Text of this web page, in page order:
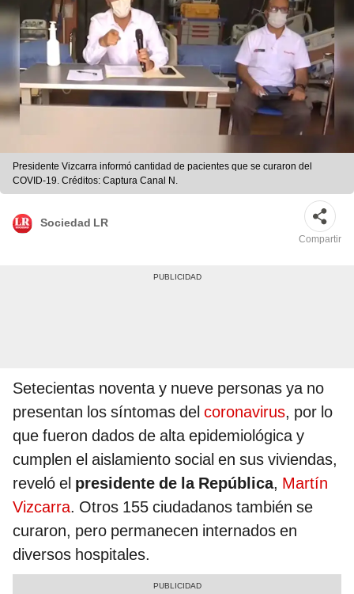
Presidente Vizcarra informó cantidad de pacientes que se curaron del
COVID-19. Créditos: Captura Canal N.
Sociedad LR
Compartir
Setecientas noventa y nueve personas ya no
presentan los síntomas del coronavirus, por lo
que fueron dados de alta epidemiológica y
cumplen el aislamiento social en sus viviendas,
reveló el presidente de la República, Martín
Vizcarra. Otros 155 ciudadanos también se
curaron, pero permanecen internados en
diversos hospitales.